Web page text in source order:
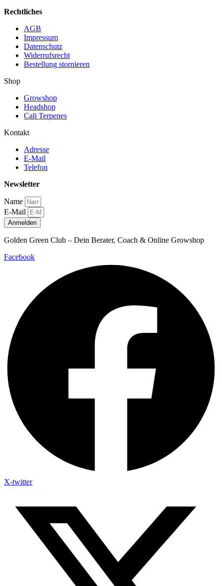
Rechtliches
AGB
Impressum
Datenschutz
Widerrufsrecht
Bestellung stornieren
Shop
Growshop
Headshop
Cali Terpenes
Kontakt
Adresse
E-Mail
Telefon
Newsletter
Name
E-Mail
Anmelden
Golden Green Club – Dein Berater, Coach & Online Growshop
Facebook
X-twitter